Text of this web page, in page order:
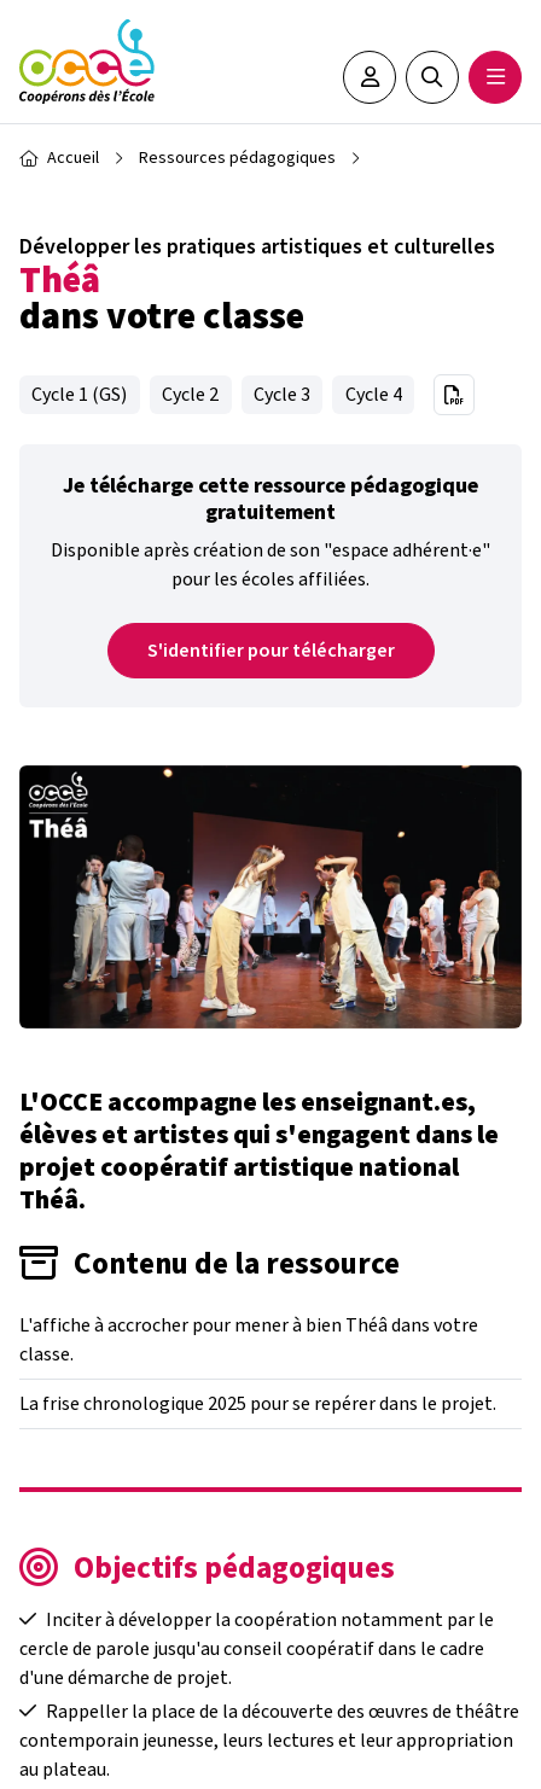
Aller au contenu principal
Espace adhérent•e
Rechercher
Fil d'Ariane
Accueil Ressources pédagogiques
Développer les pratiques artistiques et culturelles
Théâ
dans votre classe
Cycle 1 (GS) Cycle 2 Cycle 3 Cycle 4
L'OCCE accompagne les enseignant.es,
élèves et artistes qui s'engagent dans le
projet coopératif artistique national
Théâ.
Contenu de la ressource
L'affiche à accrocher pour mener à bien Théâ dans votre
classe.
La frise chronologique 2025 pour se repérer dans le projet.
Objectifs pédagogiques
Inciter à développer la coopération notamment par le
cercle de parole jusqu'au conseil coopératif dans le cadre
d'une démarche de projet.
Rappeller la place de la découverte des œuvres de théâtre
contemporain jeunesse, leurs lectures et leur appropriation
au plateau.
Je télécharge cette ressource pédagogique
gratuitement
Disponible après création de son "espace adhérent·e"
pour les écoles affiliées.
S'identifier pour télécharger